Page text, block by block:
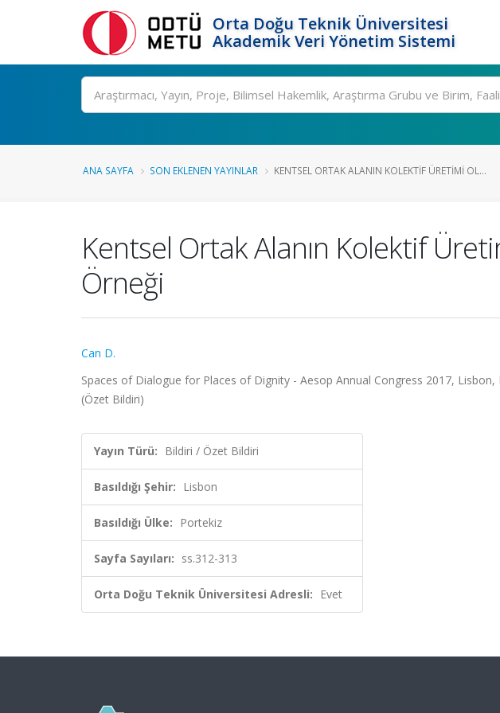
Orta Doğu Teknik Üniversitesi
Akademik Veri Yönetim Sistemi
Ara
ANA SAYFA SON EKLENEN YAYINLAR KENTSEL ORTAK ALANIN KOLEKTIF ÜRETIMI OL...
Kentsel Ortak Alanın Kolektif
Örneği
Can D.
Spaces of Dialogue for Places of Dignity - Aesop Annual Congress 2017,
(Özet Bildiri)
Yayın Türü: Bildiri / Özet Bildiri
Basıldığı Şehir: Lisbon
Basıldığı Ülke: Portekiz
Sayfa Sayıları: ss.312-313
Orta Doğu Teknik Üniversitesi Adresli: Evet